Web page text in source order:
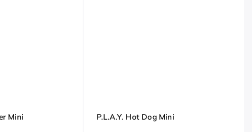
Mini P.L.A.Y. Hot Dog Mini